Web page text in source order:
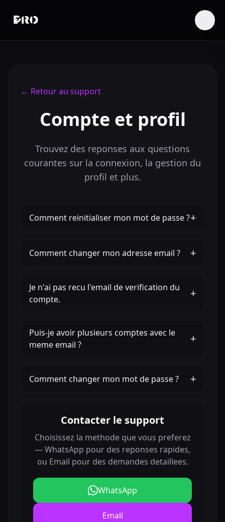
← Retour au support
Compte et profil
Trouvez des reponses aux questions
courantes sur la connexion, la gestion du
profil et plus.
Comment reinitialiser mon mot de passe ?+
Comment changer mon adresse email ? +
Je n'ai pas recu l'email de verification du
compte.
+
Puis-je avoir plusieurs comptes avec le
meme email ?
+
Comment changer mon mot de passe ? +
Contacter le support
Choisissez la methode que vous preferez
— WhatsApp pour des reponses rapides,
ou Email pour des demandes detaillees.
WhatsApp
Email